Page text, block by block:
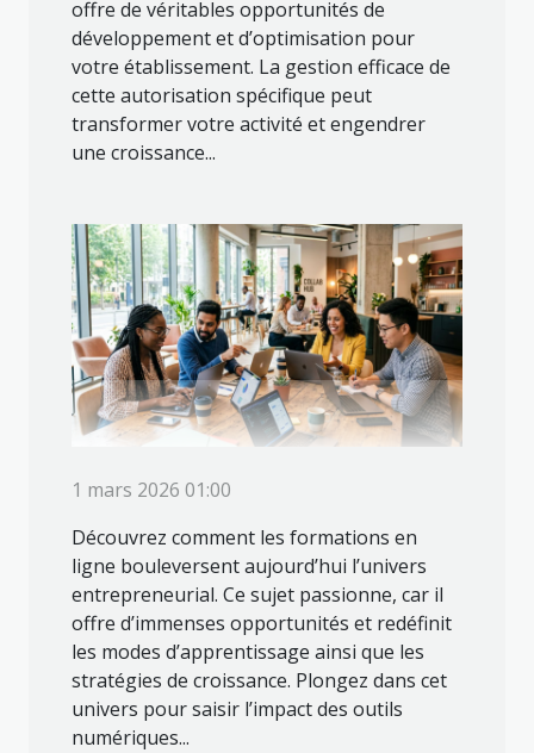
offre de véritables opportunités de
développement et d’optimisation pour
votre établissement. La gestion efficace de
cette autorisation spécifique peut
transformer votre activité et engendrer
une croissance...
1 mars 2026 01:00
Découvrez comment les formations en
ligne bouleversent aujourd’hui l’univers
entrepreneurial. Ce sujet passionne, car il
offre d’immenses opportunités et redéfinit
les modes d’apprentissage ainsi que les
stratégies de croissance. Plongez dans cet
univers pour saisir l’impact des outils
numériques...